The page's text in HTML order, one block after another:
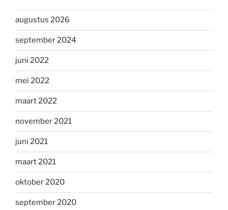
augustus 2026
september 2024
juni 2022
mei 2022
maart 2022
november 2021
juni 2021
maart 2021
oktober 2020
september 2020